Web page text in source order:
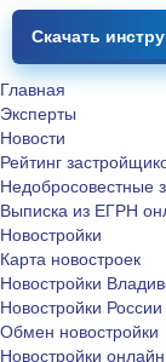
Скачать
Главная
Эксперты
Новости
Рейтинг
Недобросовестные
Выписка из ЕГРН
Новостройки
Карта новостроек
Новостройки
Новостройки России
Обмен новостройки
Новостройки онлайн